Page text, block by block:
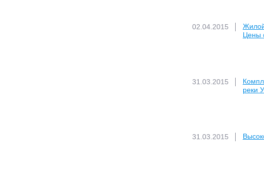
02.04.2015
Цены
31.03.2015
реки
31.03.2015